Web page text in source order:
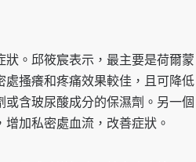
。邱筱宸表示，最主要是荷爾蒙
搔癢和疼痛效果較佳，且可降低
含玻尿酸成分的保濕劑。另一個
加私密處血流，改善症狀。